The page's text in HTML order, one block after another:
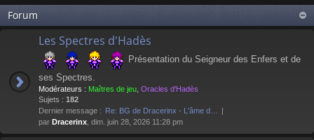
Forum
Les Spectres d'Hadès
Présentation du Seigneur des Enfers et de
ses Spectres.
Modérateurs : Maîtres de jeu Oracles d'Hadès
Sujets : 182
Dernier message : Re: BG de Dracerinx - L'âme d…
par Dracerinx , dim. juin 28, 2026 11:28 pm